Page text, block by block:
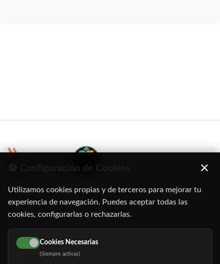
C/ Oruro, 11. 28016 Madrid
91 345 06 26
616 113 103
hola@mundomayor.com
🍪 Configuración de Cookies ×
Utilizamos cookies propias y de terceros para mejorar tu
experiencia de navegación. Puedes aceptar todas las
cookies, configurarlas o rechazarlas.
Cookies Necesarias
(Siempre activas)